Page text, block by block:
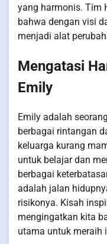
yang harmonis. Tim
bahwa dengan visi
menjadi alat
Mengatasi
Emily
Emily adalah
berbagai rintangan
keluarga kurang
untuk belajar dan
berbagai
adalah jalan
risikonya. Kisah
mengingatkan kita
utama untuk meraih